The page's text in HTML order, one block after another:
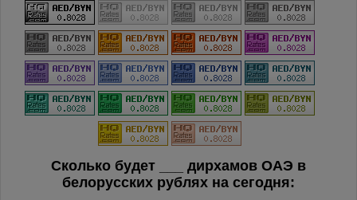
Сколько будет
дирхамов ОАЭ в
белорусских рублях на сегодня: